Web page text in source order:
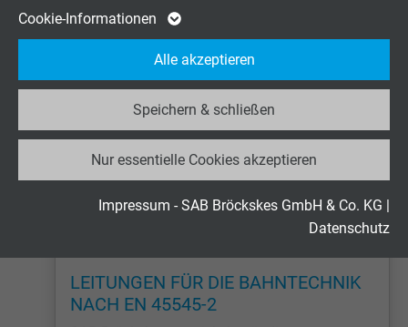
Zweck
Cookie von Google für Website-Analysen.
Erzeugt statistische Daten darüber, wie der
Besucher die Website nutzt.
_ga_JL6KH9WKZ9, Google Analytics
Google LLC
2 Jahre
Besucher die Website nutzt.
Cookie-Informationen
Nur essentielle Cookies akzeptieren
Speichern & schließen
Alle akzeptieren
Impressum - SAB Bröckskes GmbH & Co. KG |
Datenschutz
Weiterlesen
LEITUNGEN FÜR DIE BAHNTECHNIK
NACH EN 45545-2